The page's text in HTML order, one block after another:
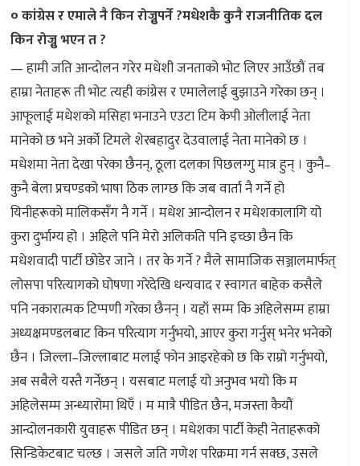
० कांग्रेस र एमाले नै किन रोज्नुपर्ने ?मधेशकै कुनै राजनीतिक दल
किन रोज्नु भएन त ?
— हामी जति आन्दोलन गरेर मधेशी जनताको भोट लिएर आउँछौं तब
हाम्रा नेताहरू ती भोट त्यही कांग्रेस र एमालेलाई बुझाउने गरेका छन् ।
आफूलाई मधेशको मसिहा भनाउने एउटा टिम केपी ओलीलाई नेता
मानेको छ भने अर्को टिमले शेरबहादुर देउवालाई नेता मानेको छ ।
मधेशमा नेता देखा परेका छैनन्, ठूला दलका पिछलग्गु मात्र हुन् । कुनै–
कुनै बेला प्रचण्डको भाषा ठिक लाग्छ कि जब वार्ता नै गर्ने हो
यिनीहरूको मालिकसँग नै गर्ने । मधेश आन्दोलन र मधेशकालागि यो
कुरा दुर्भाग्य हो । अहिले पनि मेरो अलिकति पनि इच्छा छैन कि
मधेशवादी पार्टी छोडेर जाने । तर के गर्ने ? मैले सामाजिक सञ्जालमार्फत्
लोसपा परित्यागको घोषणा गरेदेखि धन्यवाद र स्वागत बाहेक कसैले
पनि नकारात्मक टिप्पणी गरेका छैनन् । यहाँ सम्म कि अहिलेसम्म हाम्रा
अध्यक्षमण्डलबाट किन परित्याग गर्नुभयो, आएर कुरा गर्नुस् भनेर भनेको
छैन । जिल्ला–जिल्लाबाट मलाई फोन आइरहेको छ कि राम्रो गर्नुभयो,
अब सबैले यस्तै गर्नेछन् । यसबाट मलाई यो अनुभव भयो कि म
अहिलेसम्म अन्ध्यारोमा थिएँ । म मात्रै पीडित छैन, मजस्ता कैयौं
आन्दोलनकारी युवाहरू पीडित छन् । मधेशका पार्टी केही नेताहरूको
सिन्डिकेटबाट चल्छ । जसले जति गणेश परिक्रमा गर्न सक्छ, उसले